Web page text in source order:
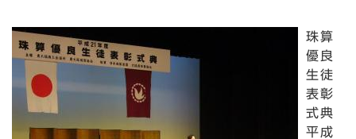
珠算
優良
生徒
表彰
式典
平成